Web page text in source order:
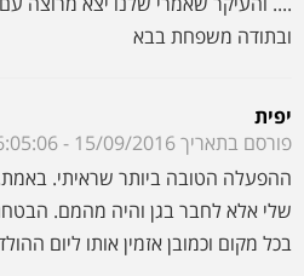
בכל מקום וכמובן אזמין אותו ליום
פורסם בתאריך 10/05/2016 - 15:48:15
אתה גיבור העל שלנו. חגגת לעופרי
שעופרי היה בעננים. האויורה
והאביזרים והקסם האישי שלך גרמו
שעתיים. מודה לך על ערב בלתי